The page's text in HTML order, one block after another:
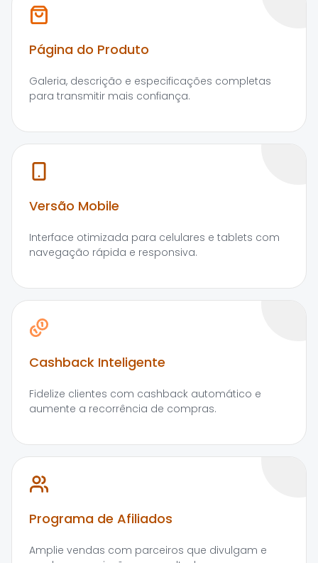
Página do Produto
Galeria, descrição e especificações completas
para transmitir mais confiança.
Versão Mobile
Interface otimizada para celulares e tablets com
navegação rápida e responsiva.
Cashback Inteligente
Fidelize clientes com cashback automático e
aumente a recorrência de compras.
Programa de Afiliados
Amplie vendas com parceiros que divulgam e